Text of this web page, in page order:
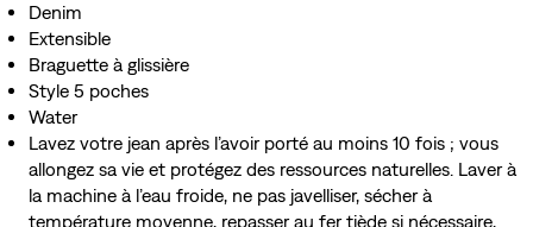
Denim
Extensible
Braguette à glissière
Style 5 poches
Water
Lavez votre jean après l’avoir porté au moins 10 fois ; vous
allongez sa vie et protégez des ressources naturelles. Laver à
la machine à l’eau froide, ne pas javelliser, sécher à
température moyenne, repasser au fer tiède si nécessaire,